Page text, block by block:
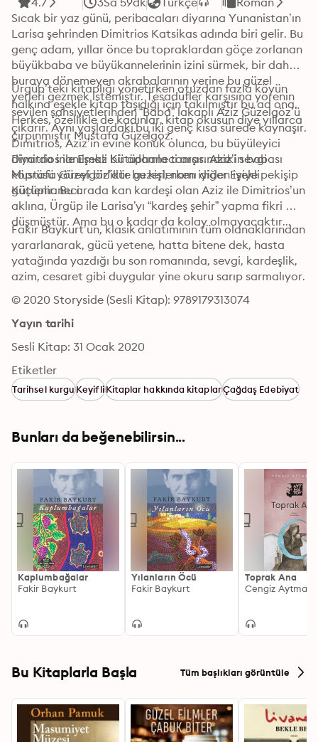
Sıcak bir yaz günü, peribacaları diyarına Yunanistan’ın
Larisa şehrinden Dimitrios Katsikas adında biri gelir. Bu
genç adam, yıllar önce bu topraklardan göçe zorlanan
büyükbaba ve büyükannelerinin izini sürmek, bir daha
buraya dönemeyen akrabalarının yerine bu güzel
yerleri gezmek istemiştir. Tesadüfler karşısına yörenin
sevilen şahsiyetlerinden “Baba” lakaplı Aziz Güzelgöz’ü
çıkarır. Aynı yaşlardaki bu iki genç kısa sürede kaynaşır.
Dimitrios, Aziz’in evine konuk olunca, bu büyüleyici
diyarda inanılmaz bir adamla tanışır. Aziz’in babası
Mustafa Güzelgöz’dür bu kişi; namı diğer Eşekli
Kütüphaneci.
Ürgüp’teki kitaplığı yönetirken otuzdan fazla köyün
halkına eşekle kitap taşıdığı için takılmıştır bu ad ona.
Herkes, özellikle de kadınlar, kitap okusun diye yıllarca
çırpınmıştır Mustafa Güzelgöz.
Dimitrios ile Eşekli Kütüphaneci arasındaki sevgi
köprüsü yöreyi birlikte gezerlerken iyiden iyiye pekişip
güçlenir. Bu arada kan kardeşi olan Aziz ile Dimitrios’un
aklına, Ürgüp ile Larisa’yı “kardeş şehir” yapma fikri
düşmüştür. Ama bu o kadar da kolay olmayacaktır...
Fakir Baykurt’un, klasik anlatımının tüm olanaklarından
yararlanarak, gücü yetene, hatta bitene dek, hasta
yatağında yazdığı bu son romanında, sevgi, kardeşlik,
azim, cesaret gibi duygular yine okuru sarıp sarmalıyor.
© 2020 Storyside (Sesli Kitap): 9789179313074
Yayın tarihi
Sesli Kitap: 31 Ocak 2020
Etiketler
Tarihsel kurguKeyifliKitaplar hakkında kitaplarÇağdaş Edebiyat
Bunları da beğenebilirsin...
Kaplumbağalar
Fakir Baykurt
Yılanların Öcü
Fakir Baykurt
Toprak Ana
Cengiz
Bu Kitaplarla Başla Tüm başlıkları görüntüle